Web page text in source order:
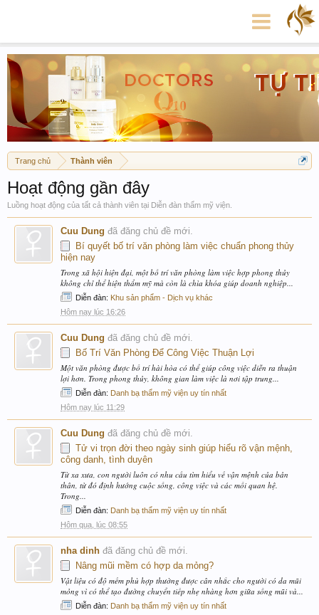
Trang chủ Thành viên
Hoạt động gần đây
Luồng hoạt động của tất cả thành viên tại Diễn đàn thẩm mỹ viện.
Cuu Dung đã đăng chủ đề mới.
Bí quyết bố trí văn phòng làm việc chuẩn phong thủy
hiện nay
Trong xã hội hiện đại, một bố trí văn phòng làm việc hợp phong thủy
không chỉ thể hiện thẩm mỹ mà còn là chìa khóa giúp doanh nghiệp...
Diễn đàn: Khu sản phẩm - Dịch vụ khác
Hôm nay lúc 16:26
Cuu Dung đã đăng chủ đề mới.
Bố Trí Văn Phòng Để Công Việc Thuận Lợi
Một văn phòng được bố trí hài hòa có thể giúp công việc diễn ra thuận
lợi hơn. Trong phong thủy, không gian làm việc là nơi tập trung...
Diễn đàn: Danh bạ thẩm mỹ viện uy tín nhất
Hôm nay lúc 11:29
Cuu Dung đã đăng chủ đề mới.
Tử vi trọn đời theo ngày sinh giúp hiểu rõ vận mệnh,
công danh, tình duyên
Từ xa xưa, con người luôn có nhu cầu tìm hiểu về vận mệnh của bản
thân, từ đó định hướng cuộc sống, công việc và các mối quan hệ.
Trong...
Diễn đàn: Danh bạ thẩm mỹ viện uy tín nhất
Hôm qua, lúc 08:55
nha dinh đã đăng chủ đề mới.
Nâng mũi mềm có hợp da mỏng?
Vật liệu có độ mềm phù hợp thường được cân nhắc cho người có da mũi
mỏng vì có thể tạo đường chuyển tiếp nhẹ nhàng hơn giữa sống mũi và...
Diễn đàn: Danh bạ thẩm mỹ viện uy tín nhất